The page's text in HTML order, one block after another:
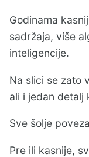
Godinama
sadržaja, više
inteligencije.
Na slici se zato
ali i jedan detalj
Sve šolje
Pre ili kasnije,